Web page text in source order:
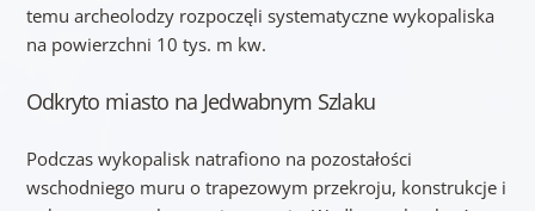
temu archeolodzy rozpoczęli systematyczne wykopaliska
na powierzchni 10 tys. m kw.
Odkryto miasto na Jedwabnym Szlaku
Podczas wykopalisk natrafiono na pozostałości
wschodniego muru o trapezowym przekroju, konstrukcje i